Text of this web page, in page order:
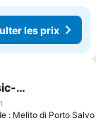
les prix
favoris
: Melito di Porto Salvo